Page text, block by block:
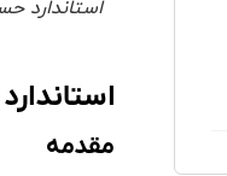
استاندارد حسابداری
استاندارد حسابداری
مقدمه